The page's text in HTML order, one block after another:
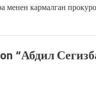
менен кармалган
“Абдил